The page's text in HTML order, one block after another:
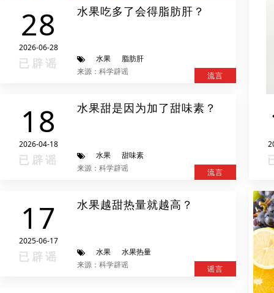
28
2026-06-28
已辟谣
水果吃多了会得脂肪肝？
水果
脂肪肝
来源：科学辟谣
流言
18
2026-04-18
已辟谣
水果甜是因为加了甜味素？
水果
甜味素
来源：科学辟谣
流言
17
2025-06-17
已辟谣
水果越甜热量就越高？
水果
水果热量
来源：科学辟谣
谣言